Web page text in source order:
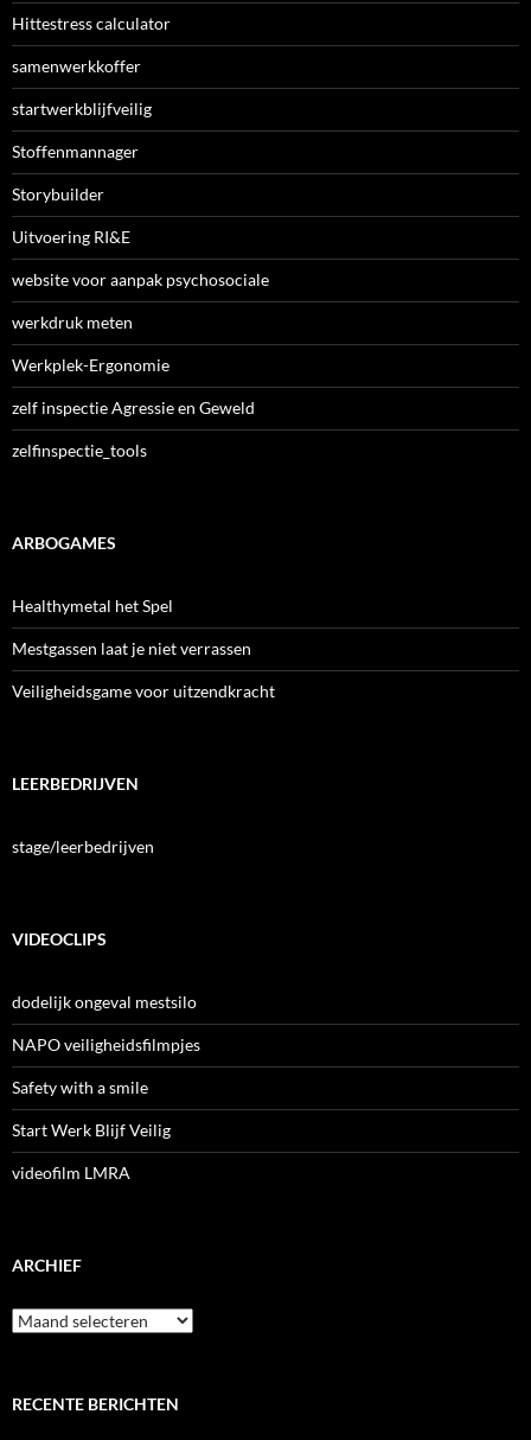
Hittestress calculator
samenwerkkoffer
startwerkblijfveilig
Stoffenmannager
Storybuilder
Uitvoering RI&E
website voor aanpak psychosociale
werkdruk meten
Werkplek-Ergonomie
zelf inspectie Agressie en Geweld
zelfinspectie_tools
ARBOGAMES
Healthymetal het Spel
Mestgassen laat je niet verrassen
Veiligheidsgame voor uitzendkracht
LEERBEDRIJVEN
stage/leerbedrijven
VIDEOCLIPS
dodelijk ongeval mestsilo
NAPO veiligheidsfilmpjes
Safety with a smile
Start Werk Blijf Veilig
videofilm LMRA
ARCHIEF
Archief
RECENTE BERICHTEN